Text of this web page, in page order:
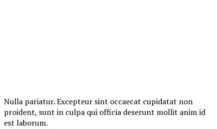
Nulla pariatur. Excepteur sint occaecat cupidatat non
proident, sunt in culpa qui officia deserunt mollit anim id
est laborum.